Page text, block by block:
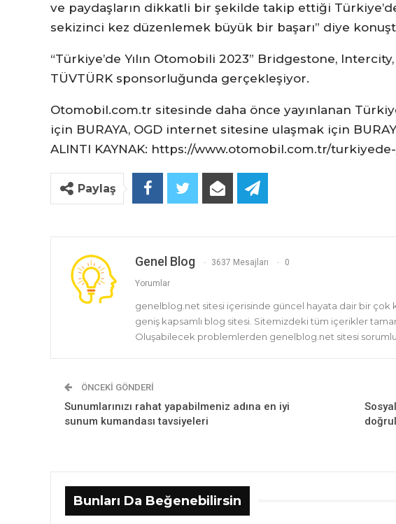
ve paydaşların dikkatli bir şekilde takip ettiği
sekizinci kez düzenlemek büyük bir başarı” diye
“Türkiye’de Yılın Otomobili 2023” Bridgestone,
TÜVTÜRK sponsorluğunda gerçekleşiyor.
Otomobil.com.tr sitesinde daha önce yayınlanan
için BURAYA, OGD internet sitesine ulaşmak için
ALINTI KAYNAK: https://www.otomobil.com.tr/
Paylaş
Genel Blog 3637 Mesajları 0
Yorumlar
genelblog.net sitesi içerisinde güncel hayata dair bir çok
geniş kapsamlı blog sitesi. Sitemizdeki tüm içerikler
Oluşabilecek problemlerden genelblog.net sitesi
ÖNCEKI GÖNDERI
Sunumlarınızı rahat yapabilmeniz adına en iyi
sunum kumandası tavsiyeleri
Bunları Da Beğenebilirsin